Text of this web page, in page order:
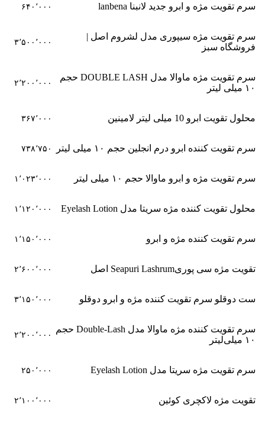
سرم تقویت مژه و ابرو جدید لانبنا lanbena ۶۴۰٬۰۰۰
سرم تقویت مژه سیپوری مدل لشروم اصل |
فروشگاه سبز
۳٬۵۰۰٬۰۰۰
سرم تقویت مژه ماوالا مدل DOUBLE LASH حجم
۱۰ میلی لیتر
۲٬۲۰۰٬۰۰۰
محلول تقویت ابرو 10 میلی لیتر لامینین ۳۶۷٬۰۰۰
سرم تقویت کننده ابرو درم انجلین حجم ۱۰ میلی لیتر ۷۳۸٬۷۵۰
سرم تقویت مژه و ابرو ماوالا حجم ۱۰ میلی لیتر ۱٬۰۲۳٬۰۰۰
محلول تقویت کننده مژه سریتا مدل Eyelash Lotion ۱٬۱۲۰٬۰۰۰
سرم تقویت کننده مژه و ابرو ۱٬۱۵۰٬۰۰۰
تقویت مژه سی پوریSeapuri Lashrum اصل ۲٬۶۰۰٬۰۰۰
ست دوقلو سرم تقویت کننده مژه و ابرو دوقلو ۳٬۱۵۰٬۰۰۰
سرم تقویت کننده مژه ماوالا مدل Double-Lash حجم
۱۰ میلی‌لیتر
۲٬۲۰۰٬۰۰۰
سرم تقویت مژه سریتا مدل Eyelash Lotion ۲۵۰٬۰۰۰
تقویت مژه لاکچری کوئین ۲٬۱۰۰٬۰۰۰